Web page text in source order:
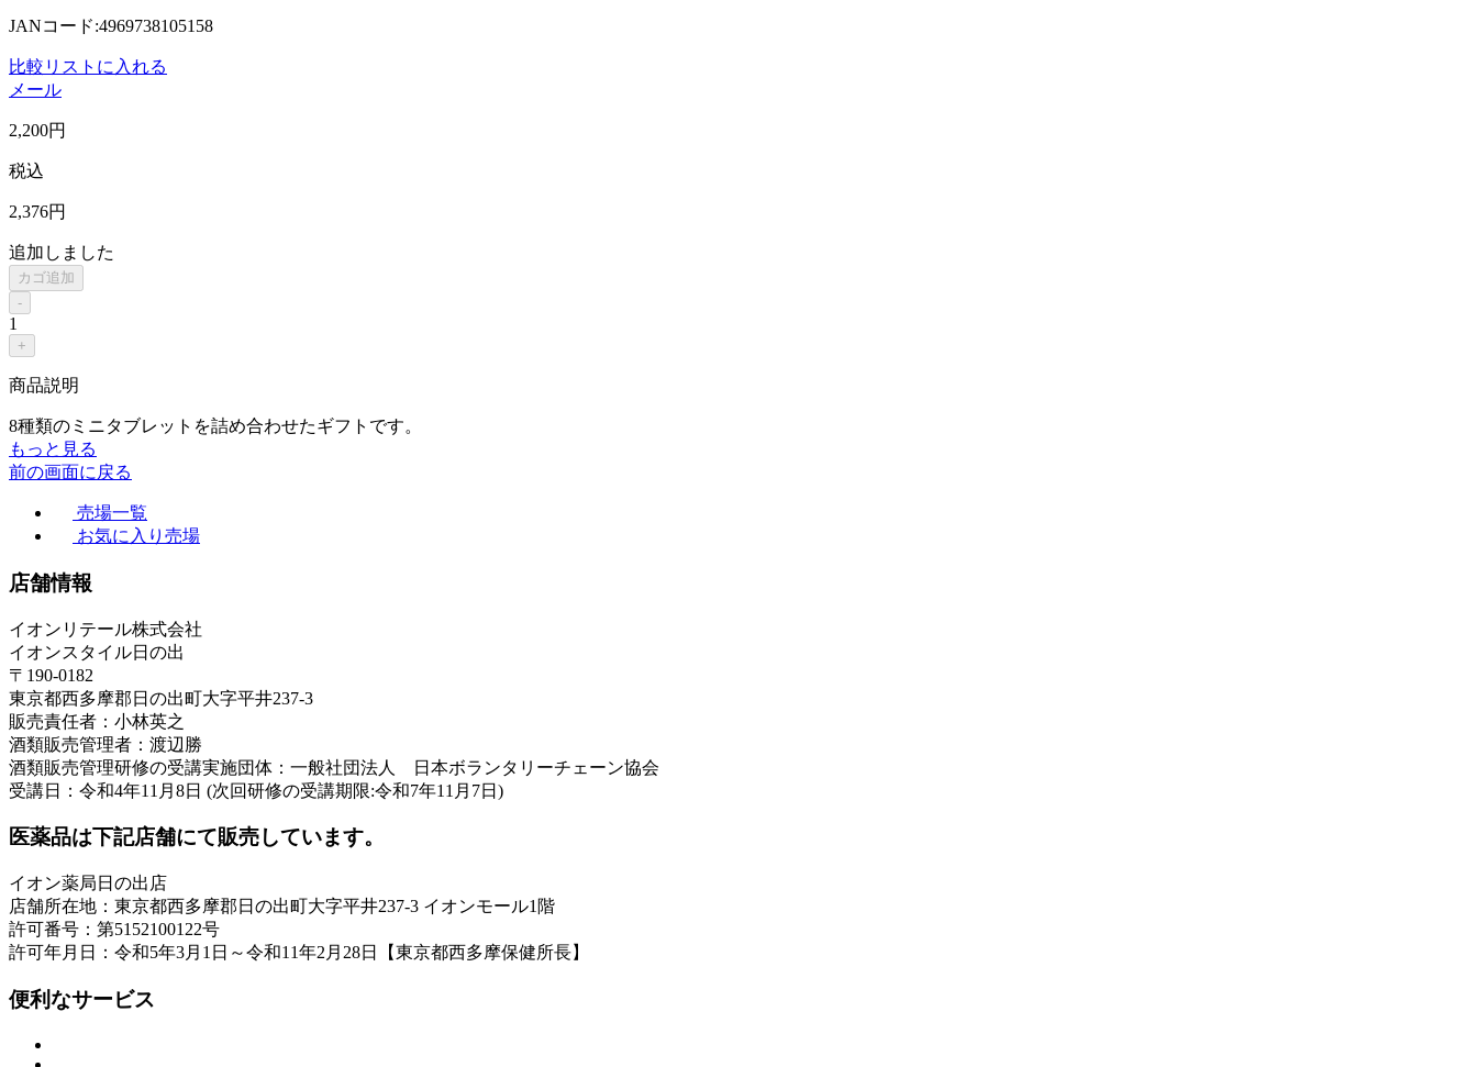
JANコード:4969738105158
比較リストに入れる
メール
2,200円
税込
2,376円
追加しました
カゴ追加
-
1
+
商品説明
8種類のミニタブレットを詰め合わせたギフトです。
もっと見る
前の画面に戻る
売場一覧
お気に入り売場
店舗情報
イオンリテール株式会社
イオンスタイル日の出
〒190-0182
東京都西多摩郡日の出町大字平井237-3
販売責任者：小林英之
酒類販売管理者：渡辺勝
酒類販売管理研修の受講実施団体：一般社団法人 日本ボランタリーチェーン協会
受講日：令和4年11月8日 (次回研修の受講期限:令和7年11月7日)
医薬品は下記店舗にて販売しています。
イオン薬局日の出店
店舗所在地：東京都西多摩郡日の出町大字平井237-3 イオンモール1階
許可番号：第5152100122号
許可年月日：令和5年3月1日～令和11年2月28日【東京都西多摩保健所長】
便利なサービス